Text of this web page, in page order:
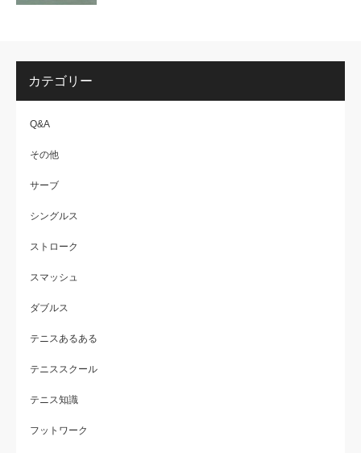
カテゴリー
Q&A
その他
サーブ
シングルス
ストローク
スマッシュ
ダブルス
テニスあるある
テニススクール
テニス知識
フットワーク